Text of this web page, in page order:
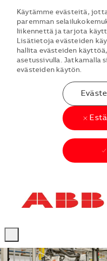
--
Käytämme evästeitä,
paremman
liikennettä ja tarjota
Lisätietoja evästeiden
hallita evästeiden
asetussivulla. Jatkamalla
evästeiden käytön.